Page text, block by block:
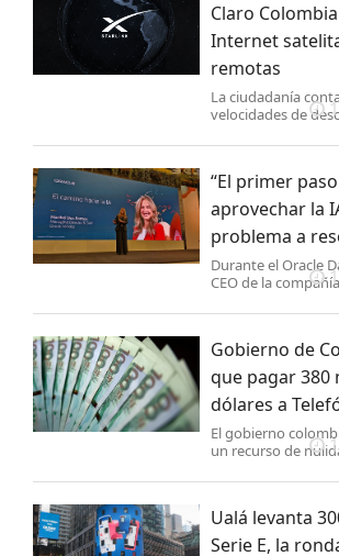
Claro
Internet
remotas
La ciudadanía
velocidades de
entre 20 y 60 ms
“El primer
aprovechar la
problema a
Durante el Oracle
CEO de la
preparados para
Gobierno de
que pagar 380
dólares a
El gobierno
un recurso de
Ualá levanta
Serie E, la